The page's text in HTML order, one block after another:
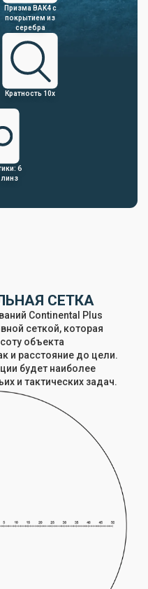
Призма BAK4 с
покрытием из
серебра
Кратность 10х
6
линз
СЕТКА
Continental Plus
сеткой, которая
объекта
и расстояние до цели.
будет наиболее
и тактических задач.